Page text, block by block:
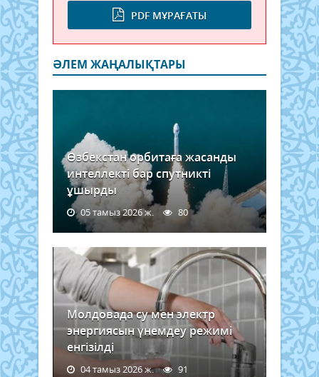
PDF МҰРАҒАТЫ
ӘЛЕМ ЖАҢАЛЫҚТАРЫ
Өзбекстан орбитаға жасанды
интеллекті бар спутникті
ұшырды
05 тамыз 2026 ж. 80
Молдовада су мен электр
энергиясын үнемдеу режимі
енгізілді
04 тамыз 2026 ж. 91